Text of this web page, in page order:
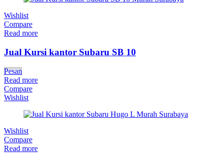
Wishlist
Compare
Read more
Jual Kursi kantor Subaru SB 10
Pesan
Read more
Compare
Wishlist
Wishlist
Compare
Read more